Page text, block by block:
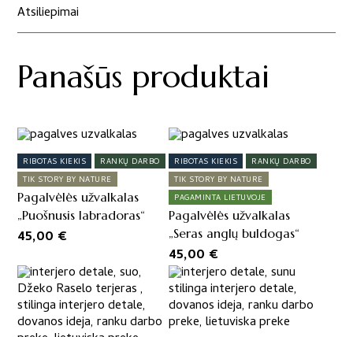
Atsiliepimai
Panašūs produktai
RIBOTAS KIEKIS
RANKŲ DARBO
TIK STORY BY NATURE
Pagalvėlės užvalkalas
„Puošnusis labradoras“
45,00 €
RIBOTAS KIEKIS
RANKŲ DARBO
TIK STORY BY NATURE
PAGAMINTA LIETUVOJE
Pagalvėlės užvalkalas
„Seras anglų buldogas“
45,00 €